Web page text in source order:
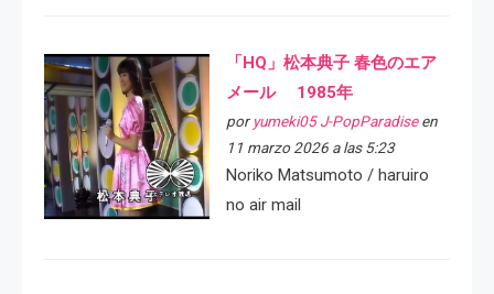
「HQ」松本典子 春色のエア
メール 1985年
por yumeki05 J-PopParadiseen
11 marzo 2026 a las 5:23
Noriko Matsumoto / haruiro
no air mail